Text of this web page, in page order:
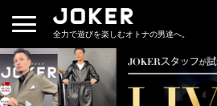
全力で遊びを楽しむオトナの男達へ。